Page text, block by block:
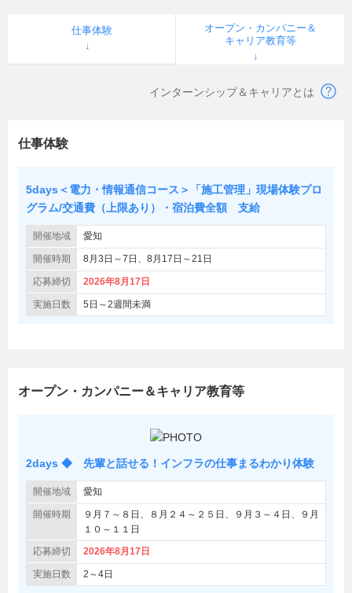
仕事体験
オープン・カンパニー＆
キャリア教育等
インターンシップ＆キャリアとは
仕事体験
5days＜電力・情報通信コース＞「施工管理」現場体験プロ
グラム/交通費（上限あり）・宿泊費全額 支給
開催地域 愛知
開催時期 8月3日～7日、8月17日～21日
応募締切 2026年8月17日
実施日数 5日～2週間未満
オープン・カンパニー＆キャリア教育等
2days ◆ 先輩と話せる！インフラの仕事まるわかり体験
開催地域 愛知
開催時期
９月７～８日、８月２４～２５日、９月３～４日、９月
１０～１１日
応募締切
2026年8月17日
実施日数 2～4日